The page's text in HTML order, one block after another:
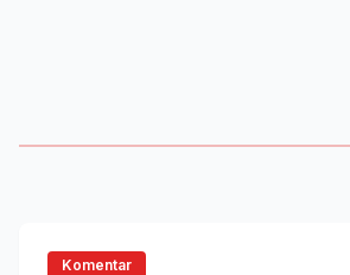
Komentar